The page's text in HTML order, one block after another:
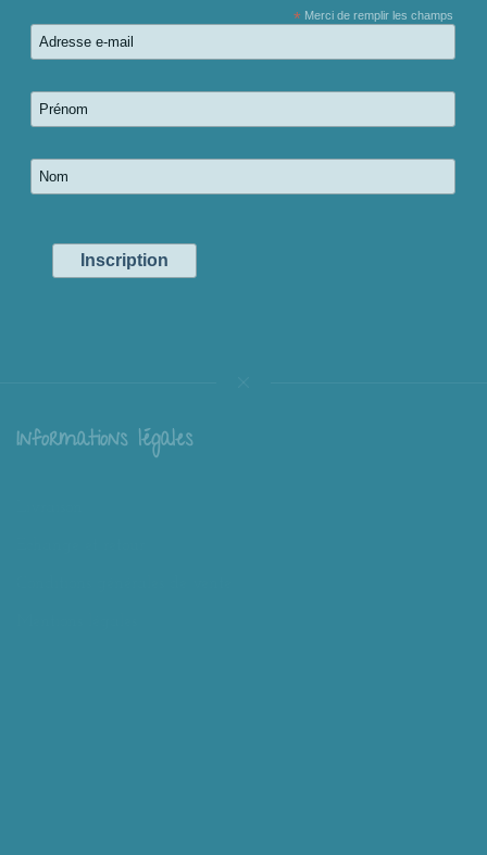
* Merci de remplir les champs
Informations légales